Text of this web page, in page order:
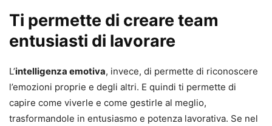
Ti permette di creare team
entusiasti di lavorare
L’intelligenza emotiva, invece, di permette di riconoscere
l’emozioni proprie e degli altri. E quindi ti permette di
capire come viverle e come gestirle al meglio,
trasformandole in entusiasmo e potenza lavorativa. Se nel